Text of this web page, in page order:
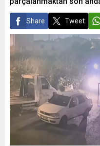
Share Tweet